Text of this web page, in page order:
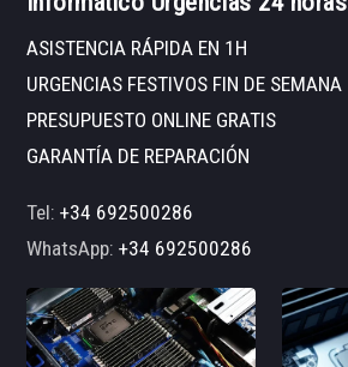
ASISTENCIA RÁPIDA EN 1H
URGENCIAS FESTIVOS FIN DE SEMANA
PRESUPUESTO ONLINE GRATIS
GARANTÍA DE REPARACIÓN
Tel:+34 692500286
WhatsApp:+34 692500286